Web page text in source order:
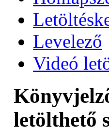
Levelező
Videó
letölthető